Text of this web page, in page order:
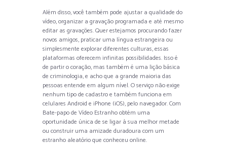
Além disso, você também pode ajustar a qualidade do
vídeo, organizar a gravação programada e até mesmo
editar as gravações. Quer estejamos procurando fazer
novos amigos, praticar uma língua estrangeira ou
simplesmente explorar diferentes culturas, essas
plataformas oferecem infinitas possibilidades. Isso é
de partir o coração, mas também é uma lição básica
de criminologia, e acho que a grande maioria das
pessoas entende em algum nível. O serviço não exige
nenhum tipo de cadastro e também funciona em
celulares Android e iPhone (iOS), pelo navegador. Com
Bate-papo de Vídeo Estranho obtém uma
oportunidade única de se ligar à sua melhor metade
ou construir uma amizade duradoura com um
estranho aleatório que conheceu online.